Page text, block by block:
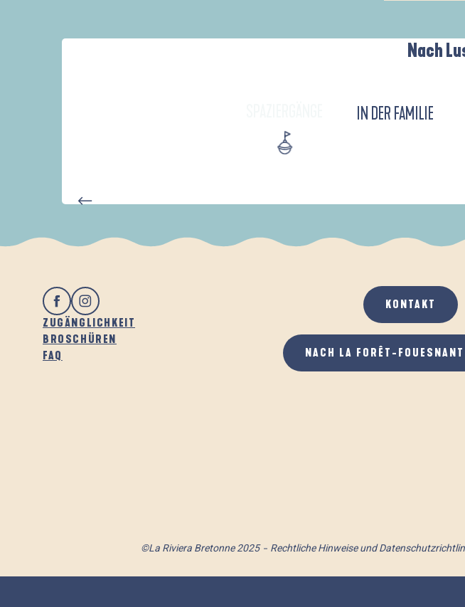
Nach
IN DER FAMILIE
ZUGÄNGLICHKEIT
BROSCHÜREN
FAQ
KONTAKT
NACH LA FORÊT-
©La Riviera Bretonne 2025 Rechtliche Hinweise und